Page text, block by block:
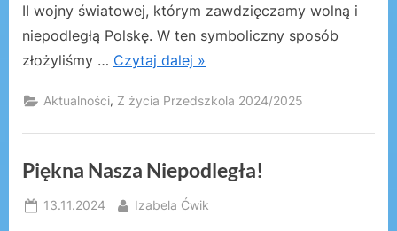
II wojny światowej, którym zawdzięczamy wolną i
niepodległą Polskę. W ten symboliczny sposób
złożyliśmy … Czytaj dalej »
Aktualności, Z życia Przedszkola 2024/2025
Piękna Nasza Niepodległa!
Posted
13.11.2024 By
Izabela Ćwik